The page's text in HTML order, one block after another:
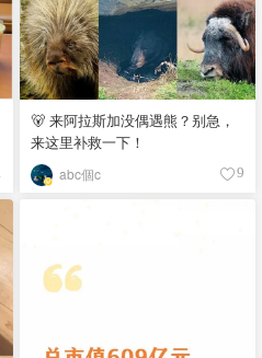
🐻 来阿拉斯加没偶遇熊？别急，
来这里补救一下！
abc個c 9